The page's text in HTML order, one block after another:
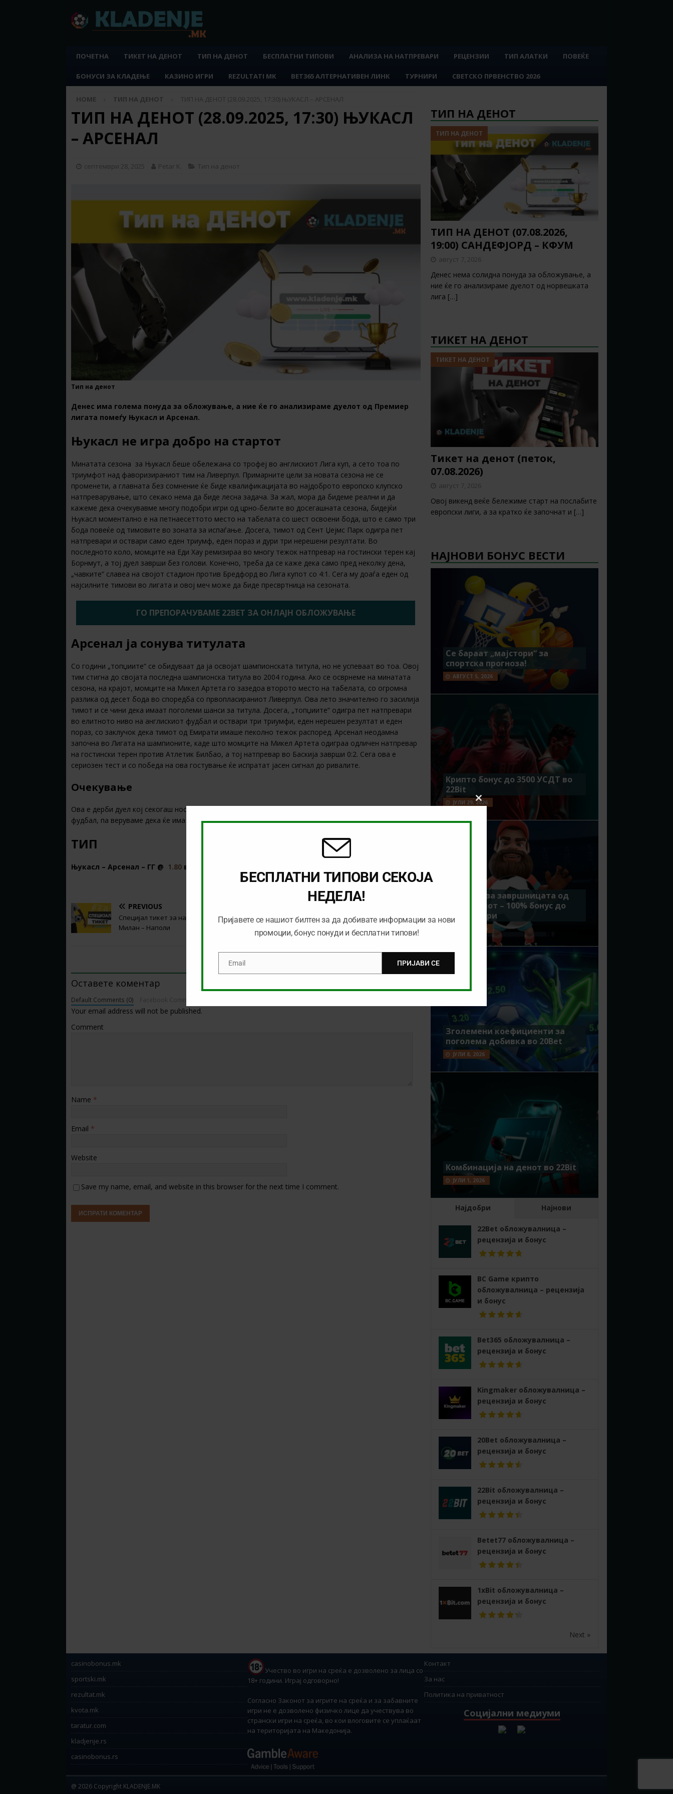
ПОЧЕТНА ТИКЕТ НА ДЕНОТ ТИП НА ДЕНОТ БЕСПЛАТНИ ТИПОВИ АНАЛИЗА НА НАТПРЕВАРИ РЕЦЕНЗИИ ТИП АЛАТКИ ПОВЕЌЕ
БОНУСИ ЗА КЛАДЕЊЕ КАЗИНО ИГРИ REZULTATI MK BET365 АЛТЕРНАТИВЕН ЛИНК ТУРНИРИ СВЕТСКО ПРВЕНСТВО 2026
HOME ТИП НА ДЕНОТ ТИП НА ДЕНОТ (28.09.2025, 17:30) ЊУКАСЛ – АРСЕНАЛ
ТИП НА ДЕНОТ (28.09.2025, 17:30) ЊУКАСЛ
– АРСЕНАЛ
септември 28, 2025 Petar K. Тип на денот
Тип на денот
Денес има голема понуда за обложување, а ние ќе го анализираме дуелот од Премиер
лигата помеѓу Њукасл и Арсенал.
Њукасл не игра добро на стартот
Минатата сезона за Њукасл беше обележана со трофеј во англискиот Лига куп, а сето тоа по
триумфот над фаворизираниот тим на Ливерпул. Примарните цели за новата сезона не се
променети, а главната без сомнение ќе биде квалификацијата во најдоброто европско клупско
натпреварување, што секако нема да биде лесна задача. За жал, мора да бидеме реални и да
кажеме дека очекувавме многу подобри игри од црно-белите во досегашната сезона, бидејќи
Њукасл моментално е на петнаесеттото место на табелата со шест освоени бода, што е само три
бода повеќе од тимовите во зоната за испаѓање. Досега, тимот од Сент Џејмс Парк одигра пет
натпревари и оствари само еден триумф, еден пораз и дури три нерешени резултати. Во
последното коло, момците на Еди Хау ремизираа во многу тежок натпревар на гостински терен кај
Борнмут, а тој дуел заврши без голови. Конечно, треба да се каже дека само пред неколку дена,
„чавките“ славеа на својот стадион против Бредфорд во Лига купот со 4:1. Сега му доаѓа еден од
најсилните тимови во лигата и овој меч може да биде пресвртница на сезоната.
ГО ПРЕПОРАЧУВАМЕ 22BET ЗА ОНЛАЈН ОБЛОЖУВАЊЕ
Арсенал ја сонува титулата
Со години „топџиите“ се обидуваат да ја освојат шампионската титула, но не успеваат во тоа. Овој
тим стигна до својата последна шампионска титула во 2004 година. Ако се осврнеме на минатата
сезона, на крајот, момците на Микел Артета го зазедоа второто место на табелата, со огромна
разлика од десет бода во споредба со првопласираниот Ливерпул. Ова лето значително го засилија
тимот и се чини дека имаат поголеми шанси за титула. Досега, „топџиите“ одигра пет натпревари
во елитното ниво на англискиот фудбал и оствари три триумфи, еден нерешен резултат и еден
пораз, со заклучок дека тимот од Емирати имаше пеколно тежок распоред. Арсенал неодамна
започна во Лигата на шампионите, каде што момците на Микел Артета одиграа одличен натпревар
на гостински терен против Атлетик Билбао, а тој натпревар во Баскија заврши 0:2. Сега ова е
сериозен тест и со победа на ова гостување ќе испратат јасен сигнал до ривалите.
Очекување
Ова е дерби дуел кој секогаш носи изненадувања, но е дуел на две екипи кои играат отворен
фудбал, па веруваме дека ќе има голови на двете страни.
ТИП
Њукасл – Арсенал – ГГ @ 1.80 во
PREVIOUS
Специјал тикет за натпреварот
Милан – Наполи
Тикет на денот е-Спорт (29.09.2025)
Оставете коментар
Default Comments (0)
Your email address will not be published.
Comment
Name *
Email *
Website
Save my name, email, and website in this browser for the next time I comment.
ТИП НА ДЕНОТ
ТИП НА ДЕНОТ
ТИП НА ДЕНОТ (07.08.2026,
19:00) САНДЕФЈОРД – КФУМ
август 7, 2026
Денес нема солидна понуда за обложување, а
ние ќе го анализираме дуелот од норвешката
лига […]
ТИКЕТ НА ДЕНОТ
ТИКЕТ НА ДЕНОТ
Тикет на денот (петок,
07.08.2026)
август 7, 2026
Овој викенд веќе бележиме старт на послабите
европски лиги, а за кратко ќе започнат и […]
НАЈНОВИ БОНУС ВЕСТИ
Се бараат „мајстори“ за
спортска прогноза!
АВГУСТ 5, 2026
Крипто бонус до 3500 УСДТ во
22Bit
ЈУЛИ 29, 2026
Идеално за завршницата од
Мундијалот – 100% бонус до
7500 денари
ЈУЛИ 15, 2026
Зголемени коефициенти за
поголема добивка во 20Bet
ЈУЛИ 8, 2026
Комбинација на денот во 22Bit
ЈУЛИ 1, 2026
Најдобри Најнови
22Bet обложувалница –
рецензија и бонус
BC Game крипто
обложувалница – рецензија
и бонус
Bet365 обложувалница –
рецензија и бонус
Kingmaker обложувалница –
рецензија и бонус
20Bet обложувалница –
рецензија и бонус
22Bit обложувалница –
рецензија и бонус
Betet77 обложувалница –
рецензија и бонус
1xBit обложувалница –
рецензија и бонус
Next »
casinobonus.mk
sportski.mk
rezultat.mk
kvota.mk
taratur.com
kladjenje.rs
casinobonus.rs
Учество во игри на среќа е дозволено за лица со
18+ години. Играј одговорно!
Согласно Законот за игрите на среќа и за забавните
игри не е дозволено физичко лице да учествува во
странски игри на среќа, во кои влоговите се уплаќаат
на територијата на Македонија.
Контакт
За нас
Политика на приватност
Социјални медиуми
@ 2026 Copyright KLADENJE.MK
Close
module
БЕСПЛАТНИ ТИПОВИ СЕКОЈА
НЕДЕЛА!
Пријавете се нашиот билтен за да добивате информации за нови
промоции, бонус понуди и бесплатни типови!
EmailEmail ПРИЈАВИ СЕ